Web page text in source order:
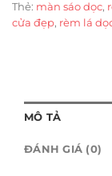
Thẻ: màn sáo dọc,
cửa đẹp, rèm lá
MÔ TẢ
ĐÁNH GIÁ (0)